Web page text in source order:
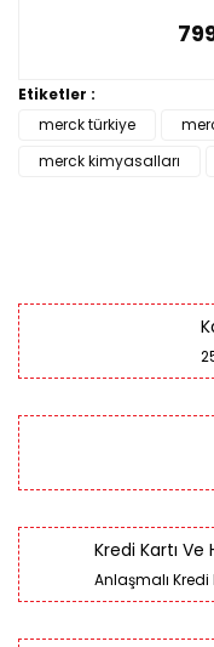
Etiketler :
merck türkiye
merck kimyasalları
Kredi Kartı
Anlaşmalı Kredi